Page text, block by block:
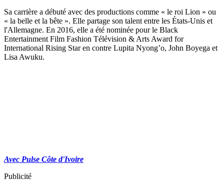
Sa carrière a débuté avec des productions comme « le roi Lion » ou
« la belle et la bête ». Elle partage son talent entre les États-Unis et
l'Allemagne. En 2016, elle a été nominée pour le Black
Entertainment Film Fashion Télévision & Arts Award for
International Rising Star en contre Lupita Nyong’o, John Boyega et
Lisa Awuku.
Avec Pulse Côte d'Ivoire
Publicité